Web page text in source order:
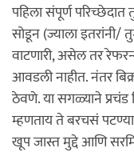
पहिला संपूर्ण परिच्छेदात
सोडून (ज्याला
वाटणारी, असेल तर
आवडली नाहीत. नंतर
ठेवणे. या सगळ्याने प्रचंड
म्हणताय ते बरचसं
खूप जास्त मुद्दे आणि